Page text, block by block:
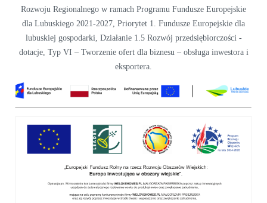
Rozwoju Regionalnego w ramach Programu Fundusze Europejskie
dla Lubuskiego 2021-2027, Priorytet 1. Fundusze Europejskie dla
lubuskiej gospodarki, Działanie 1.5 Rozwój przedsiębiorczości -
dotacje, Typ VI – Tworzenie ofert dla biznesu – obsługa inwestora i
eksportera.